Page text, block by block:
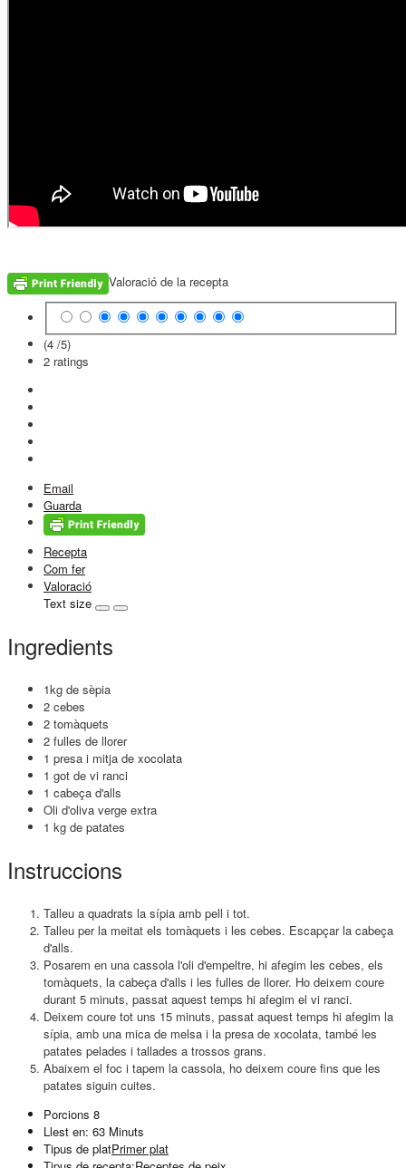
Valoració de la recepta
(4 /5)
2 ratings
Email
Guarda
Recepta
Com fer
Valoració
Text size
Ingredients
1kg de sèpia
2 cebes
2 tomàquets
2 fulles de llorer
1 presa i mitja de xocolata
1 got de vi ranci
1 cabeça d'alls
Oli d'oliva verge extra
1 kg de patates
Instruccions
Talleu a quadrats la sípia amb pell i tot.
Talleu per la meitat els tomàquets i les cebes. Escapçar la cabeça
d'alls.
Posarem en una cassola l'oli d'empeltre, hi afegim les cebes, els
tomàquets, la cabeça d'alls i les fulles de llorer. Ho deixem coure
durant 5 minuts, passat aquest temps hi afegim el vi ranci.
Deixem coure tot uns 15 minuts, passat aquest temps hi afegim la
sípia, amb una mica de melsa i la presa de xocolata, també les
patates pelades i tallades a trossos grans.
Abaixem el foc i tapem la cassola, ho deixem coure fins que les
patates siguin cuites.
Porcions 8
Llest en: 63 Minuts
Tipus de platPrimer plat